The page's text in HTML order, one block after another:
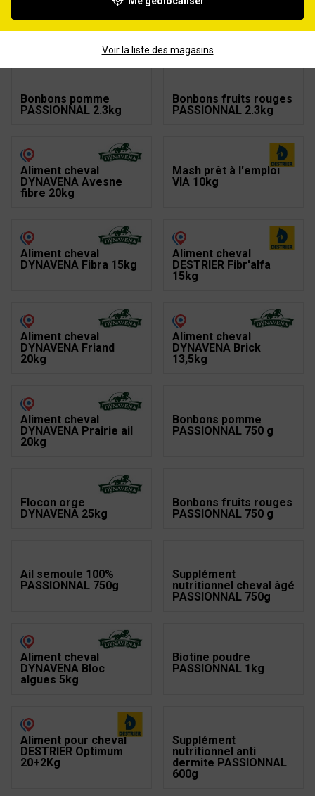
Bonbons pomme
PASSIONNAL 2.3kg
Bonbons fruits rouges
PASSIONNAL 2.3kg
Aliment cheval
DYNAVENA Avesne
fibre 20kg
Mash prêt à l'emploi
VIA 10kg
Aliment cheval
DYNAVENA Fibra 15kg
Aliment cheval
DESTRIER Fibr'alfa
15kg
Aliment cheval
DYNAVENA Friand
20kg
Aliment cheval
DYNAVENA Brick
13,5kg
Aliment cheval
DYNAVENA Prairie ail
20kg
Bonbons pomme
PASSIONNAL 750 g
Flocon orge
DYNAVENA 25kg
Bonbons fruits rouges
PASSIONNAL 750 g
Ail semoule 100%
PASSIONNAL 750g
Supplément
nutritionnel cheval âgé
PASSIONNAL 750g
Aliment cheval
DYNAVENA Bloc
algues 5kg
Biotine poudre
PASSIONNAL 1kg
Aliment pour cheval
DESTRIER Optimum
20+2Kg
Supplément
nutritionnel anti
dermite PASSIONNAL
600g
Voir la liste des magasins